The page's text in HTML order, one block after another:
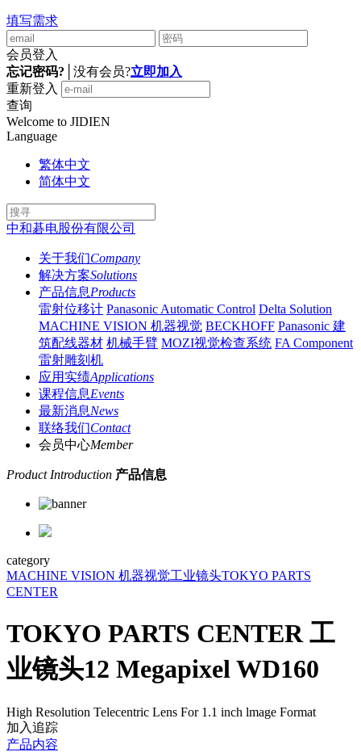
填写需求
会员登入
忘记密码?
没有会员?立即加入
重新登入
查询
Welcome to JIDIEN
Language
繁体中文
简体中文
中和碁电股份有限公司
关于我们Company
解决方案Solutions
产品信息Products
雷射位移计 Panasonic Automatic Control Delta Solution
MACHINE VISION 机器视觉 BECKHOFF Panasonic 建
筑配线器材 机械手臂 MOZI视觉检查系统 FA Component
雷射雕刻机
应用实绩Applications
课程信息Events
最新消息News
联络我们Contact
会员中心Member
Product Introduction 产品信息
category
MACHINE VISION 机器视觉工业镜头TOKYO PARTS
CENTER
TOKYO PARTS CENTER 工
业镜头12 Megapixel WD160
High Resolution Telecentric Lens For 1.1 inch lmage Format
加入追踪
产品内容